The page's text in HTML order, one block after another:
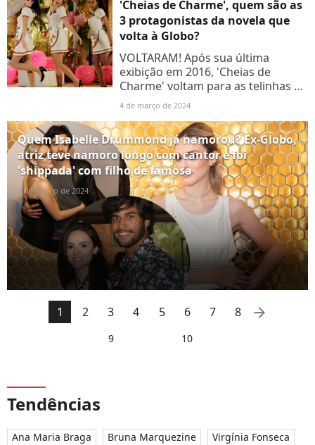
'Cheias de Charme', quem são as
3 protagonistas da novela que
volta à Globo?
VOLTARAM! Após sua última
exibição em 2016, 'Cheias de
Charme' voltam para as telinhas da
Globo na segunda semana de
março e a web comemora a volta
das empreguetes!
4 de março de 2024
Quem Isabelle Drummond já namorou? Ex-Globo,
atriz teve namoro longo com cantor e foi
'shippada' com filho de famosa
1 de março de 2024
1 2 3 4 5 6 7 8
9 10
arrow_right
Tendências
Ana Maria Braga Bruna Marquezine
Virgínia Fonseca